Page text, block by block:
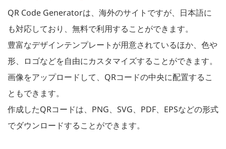
QR Code Generatorは、海外のサイトですが、日本語に
も対応しており、無料で利用することができます。
豊富なデザインテンプレートが用意されているほか、色や
形、ロゴなどを自由にカスタマイズすることができます。
画像をアップロードして、QRコードの中央に配置するこ
ともできます。
作成したQRコードは、PNG、SVG、PDF、EPSなどの形式
でダウンロードすることができます。